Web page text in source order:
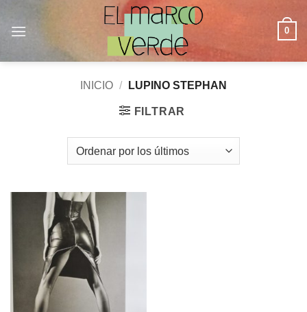
0
INICIO / LUPINO STEPHAN
FILTRAR